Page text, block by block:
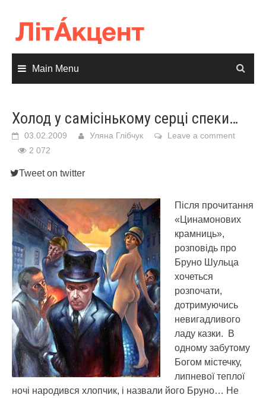
content
Main Menu
Холод у самісінькому серці спеки…
03.02.2009 Уляна Глібчук
Leave a comment
2 072
Tweet on twitter
Після прочитання
«Цинамонових
крамниць»,
розповідь про
Бруно Шульца
хочеться
розпочати,
дотримуючись
невигадливого
ладу казки. В
одному забутому
Богом містечку,
липневої теплої
ночі народився хлопчик, і назвали його Бруно… Не